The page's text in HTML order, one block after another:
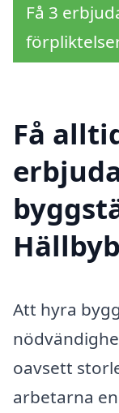
Få 3
Få
Att hyra
oavsett
arbetarna